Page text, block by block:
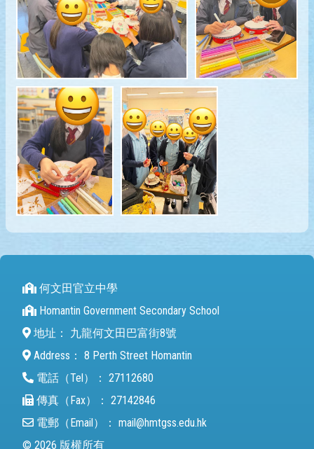
何文田官立中學
Homantin Government Secondary School
地址：
九龍何文田巴富街8號
Address： 8 Perth Street Homantin
電話（Tel）： 27112680
傳真（Fax）： 27142846
電郵（Email）： mail@hmtgss.edu.hk
© 2026 版權所有